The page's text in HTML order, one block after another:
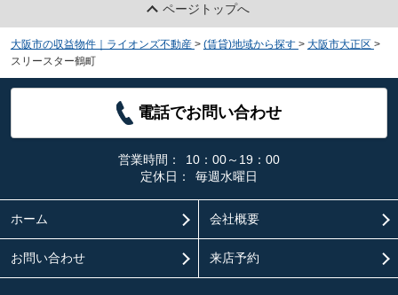
ページトップへ
大阪市の収益物件｜ライオンズ不動産 > (賃貸)地域から探す > 大阪市大正区 >
スリースター鶴町
電話でお問い合わせ
営業時間：
10：00～19：00
定休日：
毎週水曜日
ホーム 会社概要
お問い合わせ 来店予約